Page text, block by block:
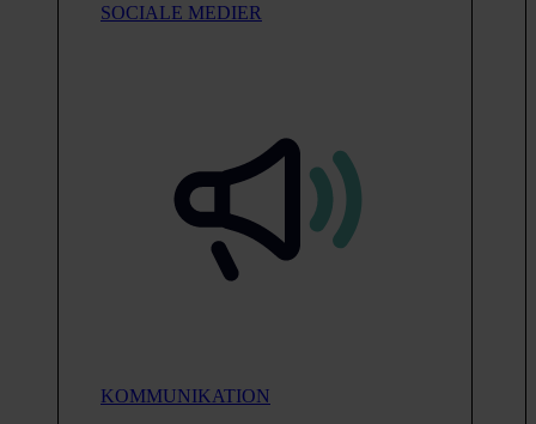
SOCIALE MEDIER
KOMMUNIKATION